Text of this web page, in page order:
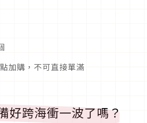
加購，不可直接單滿
好跨海衝一波了嗎？